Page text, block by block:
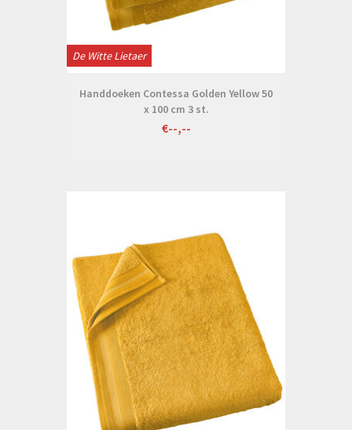
De Witte Lietaer
Handdoeken Contessa Golden Yellow 50
x 100 cm 3 st.
€--,--